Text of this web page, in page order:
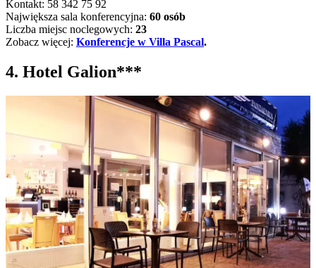
Kontakt: 58 342 75 92
Największa sala konferencyjna: 60 osób
Liczba miejsc noclegowych: 23
Zobacz więcej: Konferencje w Villa Pascal.
4. Hotel Galion***